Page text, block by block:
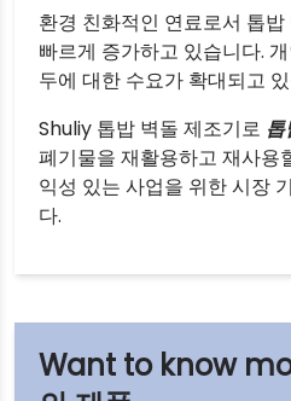
환경 친화적인 연료로서 톱
빠르게 증가하고 있습니다.
두에 대한 수요가 확대되고
Shuliy 톱밥 벽돌 제조기로
폐기물을 재활용하고 재사용
익성 있는 사업을 위한 시장
다.